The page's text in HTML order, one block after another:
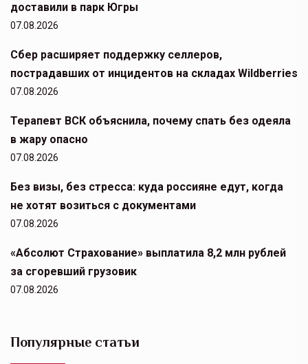
доставили в парк Югры
07.08.2026
Сбер расширяет поддержку селлеров,
пострадавших от инцидентов на складах Wildberries
07.08.2026
Терапевт ВСК объяснила, почему спать без одеяла
в жару опасно
07.08.2026
Без визы, без стресса: куда россияне едут, когда
не хотят возиться с документами
07.08.2026
«Абсолют Страхование» выплатила 8,2 млн рублей
за сгоревший грузовик
07.08.2026
Популярные статьи